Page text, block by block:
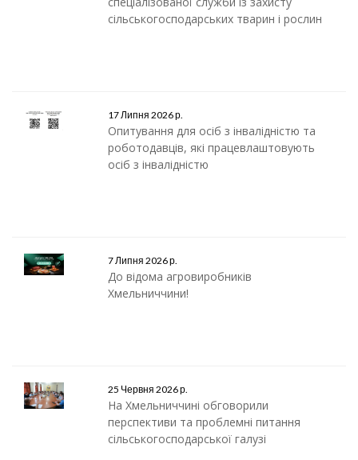
сільськогосподарських тварин і рослин
17 Липня 2026 р.
Опитування для осіб з інвалідністю та
роботодавців, які працевлаштовують
осіб з інвалідністю
7 Липня 2026 р.
До відома агровиробників
Хмельниччини!
25 Червня 2026 р.
На Хмельниччині обговорили
перспективи та проблемні питання
сільськогосподарської галузі